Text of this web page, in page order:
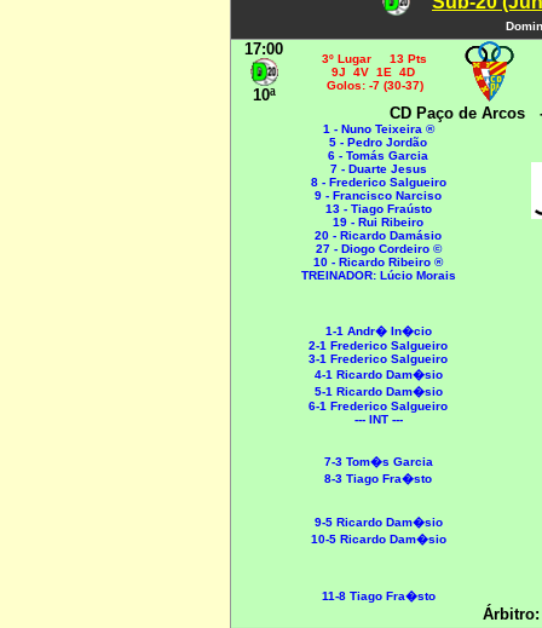
17:00
10ª
3º Lugar 13 Pts
9J 4V 1E 4D
Golos: -7 (30-37)
CD Paço de Arcos
1 - Nuno Teixeira ®
5 - Pedro Jordão
6 - Tomás Garcia
7 - Duarte Jesus
8 - Frederico Salgueiro
9 - Francisco Narciso
13 - Tiago Fraústo
19 - Rui Ribeiro
20 - Ricardo Damásio
27 - Diogo Cordeiro ©
10 - Ricardo Ribeiro ®
TREINADOR: Lúcio Morais
1-1 Andr� In�cio
2-1 Frederico Salgueiro
3-1 Frederico Salgueiro
4-1 Ricardo Dam�sio
5-1 Ricardo Dam�sio
6-1 Frederico Salgueiro
--- INT ---
7-3 Tom�s Garcia
8-3 Tiago Fra�sto
9-5 Ricardo Dam�sio
10-5 Ricardo Dam�sio
11-8 Tiago Fra�sto
Árbitro: